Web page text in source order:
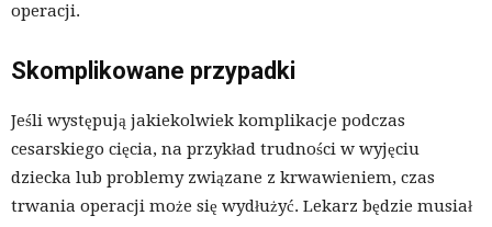
operacji.
Skomplikowane przypadki
Jeśli występują jakiekolwiek komplikacje podczas
cesarskiego cięcia, na przykład trudności w wyjęciu
dziecka lub problemy związane z krwawieniem, czas
trwania operacji może się wydłużyć. Lekarz będzie musiał